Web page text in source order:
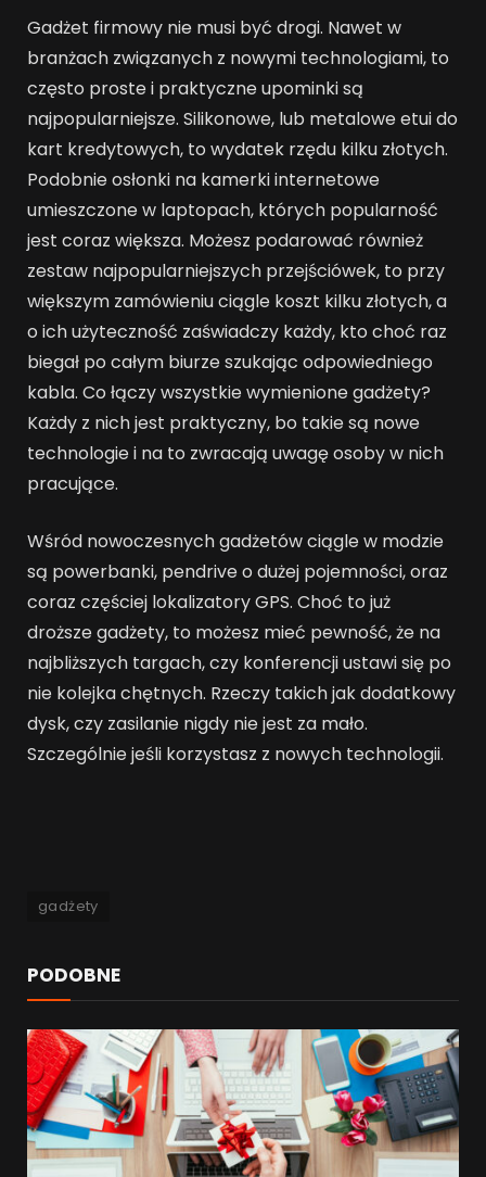
Gadżet firmowy nie musi być drogi. Nawet w
branżach związanych z nowymi technologiami, to
często proste i praktyczne upominki są
najpopularniejsze. Silikonowe, lub metalowe etui do
kart kredytowych, to wydatek rzędu kilku złotych.
Podobnie osłonki na kamerki internetowe
umieszczone w laptopach, których popularność
jest coraz większa. Możesz podarować również
zestaw najpopularniejszych przejściówek, to przy
większym zamówieniu ciągle koszt kilku złotych, a
o ich użyteczność zaświadczy każdy, kto choć raz
biegał po całym biurze szukając odpowiedniego
kabla. Co łączy wszystkie wymienione gadżety?
Każdy z nich jest praktyczny, bo takie są nowe
technologie i na to zwracają uwagę osoby w nich
pracujące.
Wśród nowoczesnych gadżetów ciągle w modzie
są powerbanki, pendrive o dużej pojemności, oraz
coraz częściej lokalizatory GPS. Choć to już
droższe gadżety, to możesz mieć pewność, że na
najbliższych targach, czy konferencji ustawi się po
nie kolejka chętnych. Rzeczy takich jak dodatkowy
dysk, czy zasilanie nigdy nie jest za mało.
Szczególnie jeśli korzystasz z nowych technologii.
gadżety
PODOBNE